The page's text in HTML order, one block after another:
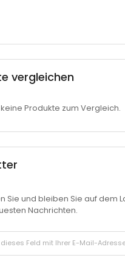
vergleichen
Produkte zum Vergleich.
Sie und bleiben Sie auf dem
Nachrichten.